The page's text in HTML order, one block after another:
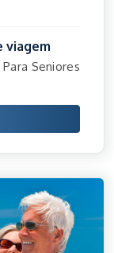
viagem
Seniores